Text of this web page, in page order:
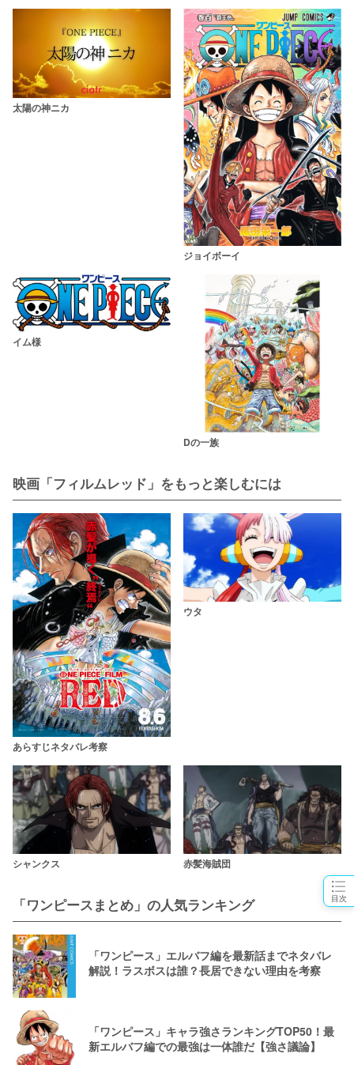
目次
太陽の神ニカ
ジョイボーイ
イム様
Dの一族
映画「フィルムレッド」をもっと楽しむには
あらすじネタバレ考察
ウタ
シャンクス 赤髪海賊団
「ワンピースまとめ」の人気ランキング
「ワンピース」エルバフ編を最新話までネタバレ
解説！ラスボスは誰？長居できない理由を考察
「ワンピース」キャラ強さランキングTOP50！最
新エルバフ編での最強は一体誰だ【強さ議論】